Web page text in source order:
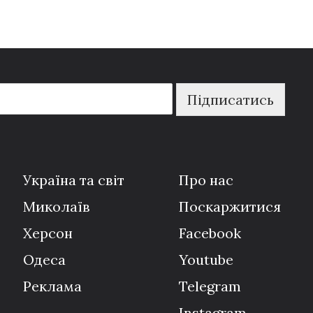
Підписатись
Україна та світ
Миколаїв
Херсон
Одеса
Реклама
Про нас
Поскаржитися
Facebook
Youtube
Telegram